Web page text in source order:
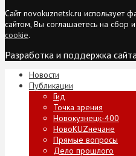
Сайт novokuznetsk.ru использует
сайтом, Вы соглашаетесь на сбор
cookie.
Разработка и поддержка
Новости
Публикации
Гид
Точка зрения
Новокузнецк-400
НовоKUZнечане
Прямые вопросы
Дело прошлого